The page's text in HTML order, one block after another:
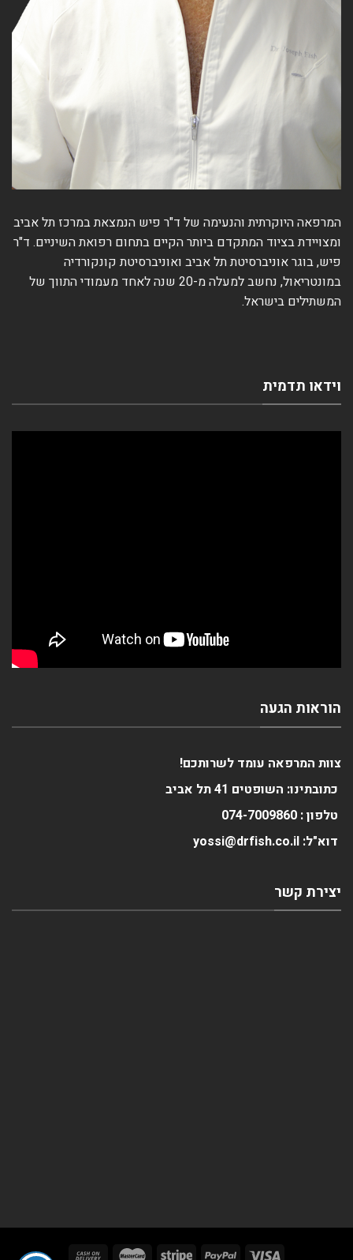
המרפאה היוקרתית והנעימה של ד"ר פיש הנמצאת במרכז תל אביב
ומצויידת בציוד המתקדם ביותר הקיים בתחום רפואת השיניים. ד"ר
פיש, בוגר אוניברסיטת תל אביב ואוניברסיטת קונקורדיה
במונטריאול, נחשב למעלה מ-20 שנה לאחד מעמודי התווך של
המשתילים בישראל.
וידאו תדמית
הוראות הגעה
צוות המרפאה עומד לשרותכם!
כתובתינו: השופטים 41 תל אביב
טלפון : 074-7009860
דוא"ל: yossi@drfish.co.il
יצירת קשר